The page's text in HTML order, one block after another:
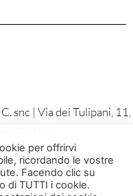
snc | Via dei Tulipani, 11,
Condizioni generali di
per offrirvi
ricordando le vostre
Facendo clic su
di TUTTI i cookie.